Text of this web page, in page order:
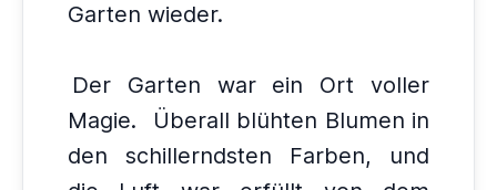
Garten wieder.
Der Garten war ein Ort voller
Magie.
Überall blühten Blumen in
den schillerndsten Farben, und